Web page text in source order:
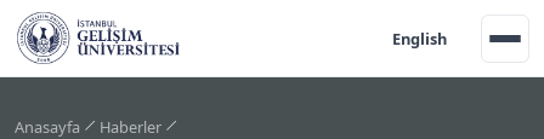
English
Anasayfa
Haberler